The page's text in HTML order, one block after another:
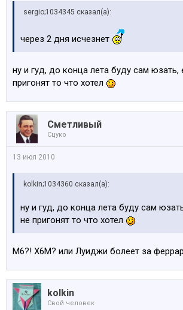
sergio;1034345 сказал(а):
через 2 дня исчезнет
ну и гуд, до конца лета буду сам юзать,
пригонят то что хотел
Сметливый
Сцуко
13 июл 2010
kolkin;1034360 сказал(а):
ну и гуд, до конца лета буду сам
не пригонят то что хотел
М6?! Х6М? или Луиджи болеет за
kolkin
Свой человек